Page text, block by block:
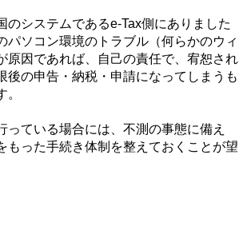
システムであるe-Tax側にありました
パソコン環境のトラブル（何らかのウィ
原因であれば、自己の責任で、宥恕され
後の申告・納税・申請になってしまうも
ている場合には、不測の事態に備え
もった手続き体制を整えておくことが望